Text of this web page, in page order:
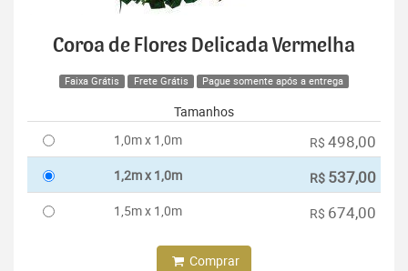
Coroa de Flores Delicada Vermelha
Faixa Grátis Frete Grátis Pague somente após a entrega
Tamanhos
1,0m x 1,0m
R$ 498,00
1,2m x 1,0m R$ 537,00
1,5m x 1,0m R$ 674,00
Comprar